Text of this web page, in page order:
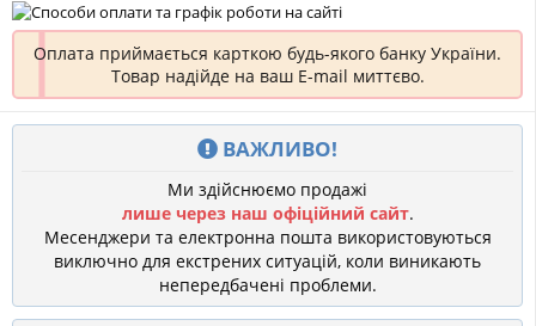
Оплата приймається карткою будь-якого банку України.
Товар надійде на ваш E-mail миттєво.
ВАЖЛИВО!
Ми здійснюємо продажі
лише через наш офіційний сайт.
Месенджери та електронна пошта використовуються
виключно для екстрених ситуацій, коли виникають
непередбачені проблеми.